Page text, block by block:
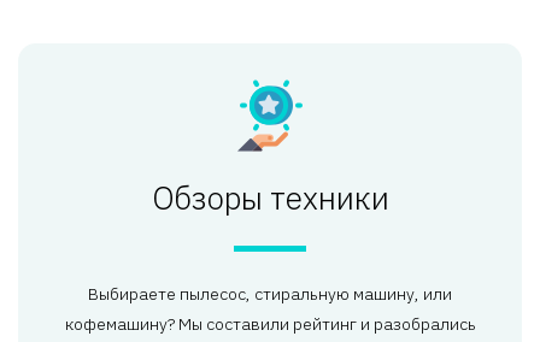
Обзоры техники
Выбираете пылесос, стиральную машину, или
кофемашину? Мы составили рейтинг и разобрались